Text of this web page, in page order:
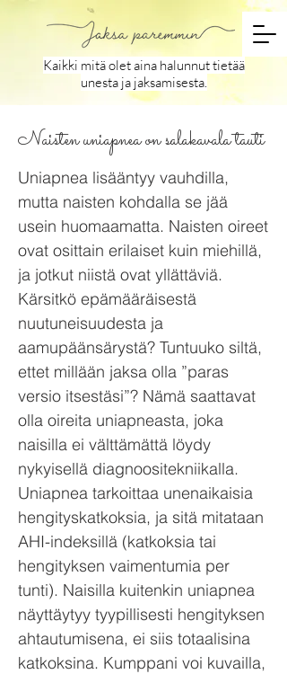
Kaikki mitä olet aina halunnut tietää
unesta ja jaksamisesta.
Naisten uniapnea on salakavala tauti
Uniapnea lisääntyy vauhdilla,
mutta naisten kohdalla se jää
usein huomaamatta. Naisten oireet
ovat osittain erilaiset kuin miehillä,
ja jotkut niistä ovat yllättäviä.
Kärsitkö epämääräisestä
nuutuneisuudesta ja
aamupäänsärystä? Tuntuuko siltä,
ettet millään jaksa olla ”paras
versio itsestäsi”? Nämä saattavat
olla oireita uniapneasta, joka
naisilla ei välttämättä löydy
nykyisellä diagnoositekniikalla.
Uniapnea tarkoittaa unenaikaisia
hengityskatkoksia, ja sitä mitataan
AHI-indeksillä (katkoksia tai
hengityksen vaimentumia per
tunti). Naisilla kuitenkin uniapnea
näyttäytyy tyypillisesti hengityksen
ahtautumisena, ei siis totaalisina
katkoksina. Kumppani voi kuvailla,